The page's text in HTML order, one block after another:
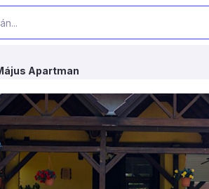
Apartman